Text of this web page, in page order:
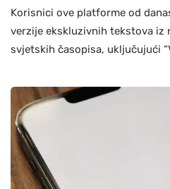
Korisnici ove platforme od
verzije ekskluzivnih tekstova iz
svjetskih časopisa, uključujući